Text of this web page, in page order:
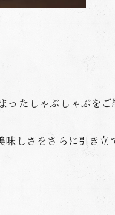
たしゃぶしゃぶをご
しさをさらに引き立